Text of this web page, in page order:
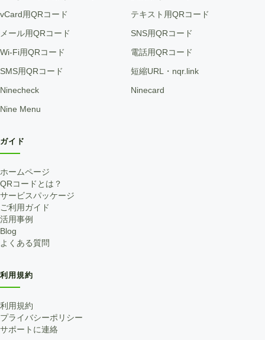
vCard用QRコード テキスト用QRコード
メール用QRコード SNS用QRコード
Wi-Fi用QRコード 電話用QRコード
SMS用QRコード 短縮URL・nqr.link
Ninecheck Ninecard
Nine Menu
ガイド
ホームページ
QRコードとは？
サービスパッケージ
ご利用ガイド
活用事例
Blog
よくある質問
利用規約
利用規約
プライバシーポリシー
サポートに連絡